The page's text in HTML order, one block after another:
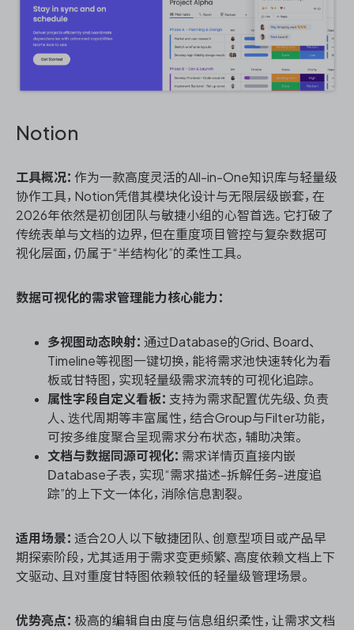
Notion
工具概况： 作为一款高度灵活的All-in-One知识库与轻量级
协作工具，Notion凭借其模块化设计与无限层级嵌套，在
2026年依然是初创团队与敏捷小组的心智首选。它打破了
传统表单与文档的边界，但在重度项目管控与复杂数据可
视化层面，仍属于“半结构化”的柔性工具。
数据可视化的需求管理能力核心能力：
多视图动态映射： 通过Database的Grid、Board、
Timeline等视图一键切换，能将需求池快速转化为看
板或甘特图，实现轻量级需求流转的可视化追踪。
属性字段自定义看板： 支持为需求配置优先级、负责
人、迭代周期等丰富属性，结合Group与Filter功能，
可按多维度聚合呈现需求分布状态，辅助决策。
文档与数据同源可视化： 需求详情页直接内嵌
Database子表，实现“需求描述-拆解任务-进度追
踪”的上下文一体化，消除信息割裂。
适用场景： 适合20人以下敏捷团队、创意型项目或产品早
期探索阶段，尤其适用于需求变更频繁、高度依赖文档上下
文驱动、且对重度甘特图依赖较低的轻量级管理场景。
优势亮点： 极高的编辑自由度与信息组织柔性，让需求文档